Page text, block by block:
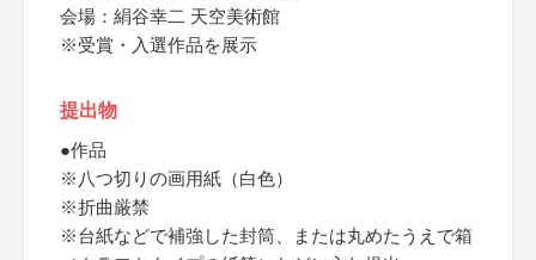
会場：絹谷幸二 天空美術館
※受賞・入選作品を展示
提出物
●作品
※八つ切りの画用紙（白色）
※折曲厳禁
※台紙などで補強した封筒、または丸めたうえで箱